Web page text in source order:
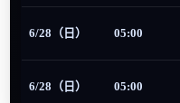
6/28（日） 05:00
6/28（日） 05:00